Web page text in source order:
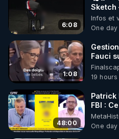
🌱 INSTAGRAM
https://
http://rgnr.li/instagram
🌱 LA NEWSLETTER
Pour ne pas rater
http://rgnr.li/news
🌱 VIDÉOS NON
6:08
Sketch
🏆💰**
Infos et
One
1:08
Fauci
19 hours
48:00
Patrick
FBI :
Grave
One